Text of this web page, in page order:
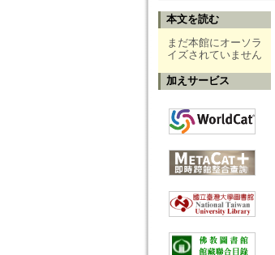
本文を読む
まだ本館にオーソラ
イズされていません
加えサービス